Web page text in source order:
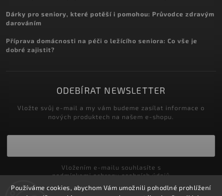
Používáme cookies, abychom Vám umožnili pohodlné prohlížení
Dárky pro seniory, které potěší i pomohou: Průvodce zdravým
darováním
Příprava domácnosti na péči o ležícího seniora: Co vše je
dobré zajistit?
ODEBÍRAT NEWSLETTER
Vložte svůj e-mail a my vám budeme zasílat informace o
nových produktech na našem e-shopu.
podmínkami ochrany osobních údajů